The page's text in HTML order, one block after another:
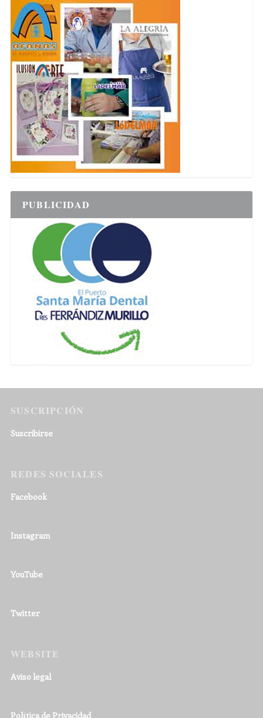
PUBLICIDAD
SUSCRIPCIÓN
Suscribirse
REDES SOCIALES
Facebook
Instagram
YouTube
Twitter
WEBSITE
Aviso legal
Política de Privacidad